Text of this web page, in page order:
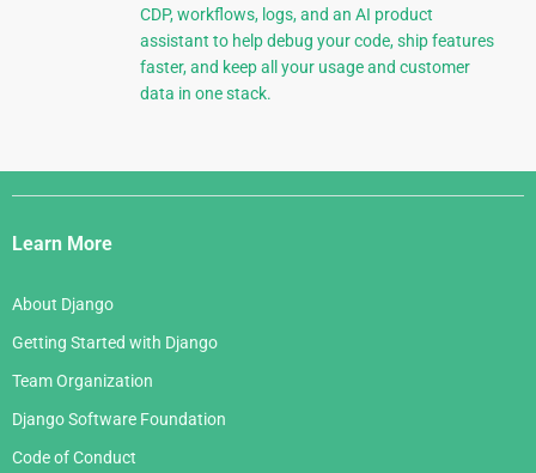
CDP, workflows, logs, and an AI product
assistant to help debug your code, ship features
faster, and keep all your usage and customer
data in one stack.
Django
Links
Learn More
About Django
Getting Started with Django
Team Organization
Django Software Foundation
Code of Conduct